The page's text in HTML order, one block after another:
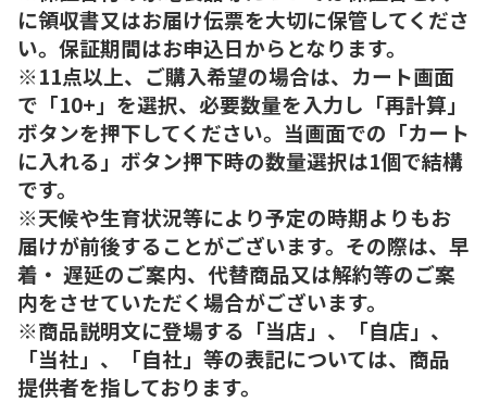
に領収書又はお届け伝票を大切に保管してくださ
い。保証期間はお申込日からとなります。
※11点以上、ご購入希望の場合は、カート画面
で「10+」を選択、必要数量を入力し「再計算」
ボタンを押下してください。当画面での「カート
に入れる」ボタン押下時の数量選択は1個で結構
です。
※天候や生育状況等により予定の時期よりもお
届けが前後することがございます。その際は、早
着・ 遅延のご案内、代替商品又は解約等のご案
内をさせていただく場合がございます。
※商品説明文に登場する「当店」、「自店」、
「当社」、「自社」等の表記については、商品
提供者を指しております。